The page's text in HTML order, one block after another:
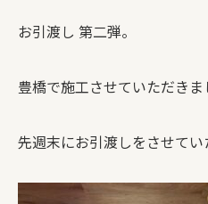
お引渡し 第二弾。
豊橋で施工させていただきま
先週末にお引渡しをさせてい